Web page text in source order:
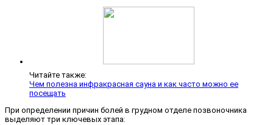
Читайте также:
Чем полезна инфракрасная сауна и как часто можно ее
посещать
При определении причин болей в грудном отделе позвоночника
выделяют три ключевых этапа: